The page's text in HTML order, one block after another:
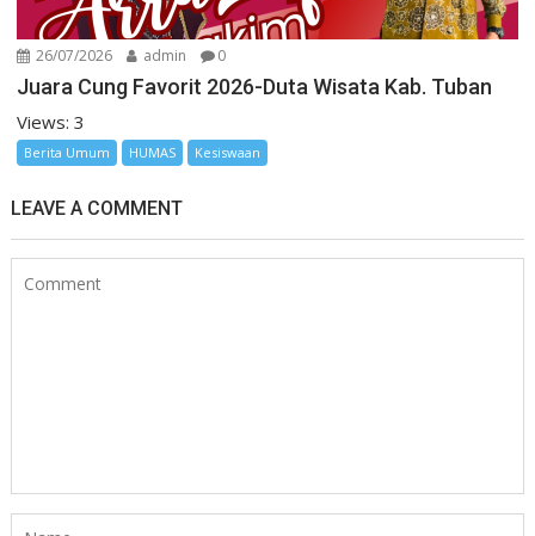
26/07/2026 admin 0
Juara Cung Favorit 2026-Duta Wisata Kab. Tuban
Views: 3
Berita Umum HUMAS Kesiswaan
LEAVE A COMMENT